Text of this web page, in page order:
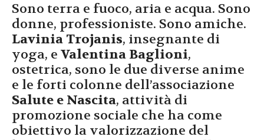
Sono terra e fuoco, aria e acqua. Sono
donne, professioniste. Sono amiche.
Lavinia Trojanis, insegnante di
yoga, e Valentina Baglioni,
ostetrica, sono le due diverse anime
e le forti colonne dell’associazione
Salute e Nascita, attività di
promozione sociale che ha come
obiettivo la valorizzazione del